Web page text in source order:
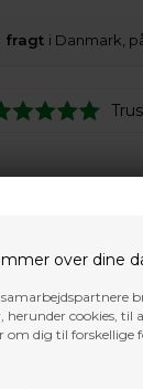
over dine
samarbejdspartnere
herunder cookies, til
om dig til forskellige
fragt i Danmark,